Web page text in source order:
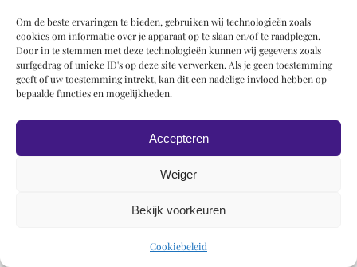
Om de beste ervaringen te bieden, gebruiken wij technologieën zoals
cookies om informatie over je apparaat op te slaan en/of te raadplegen.
Door in te stemmen met deze technologieën kunnen wij gegevens zoals
surfgedrag of unieke ID's op deze site verwerken. Als je geen toestemming
geeft of uw toestemming intrekt, kan dit een nadelige invloed hebben op
bepaalde functies en mogelijkheden.
Accepteren
Weiger
Bekijk voorkeuren
Cookiebeleid
© 2019 Roel Wiechers | Powered byROCK Design